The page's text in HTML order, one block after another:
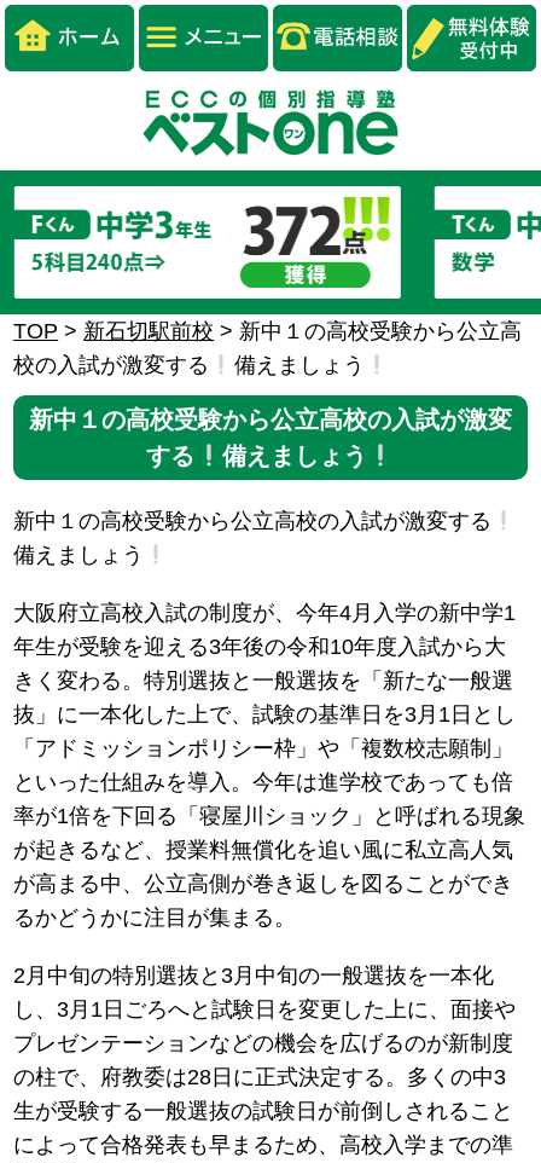
TOP > 新石切駅前校 > 新中１の高校受験から公立高
校の入試が激変する
備えましょう
新中１の高校受験から公立高校の入試が激変
する
備えましょう
新中１の高校受験から公立高校の入試が激変する
備えましょう
大阪府立高校入試の制度が、今年4月入学の新中学1
年生が受験を迎える3年後の令和10年度入試から大
きく変わる。特別選抜と一般選抜を「新たな一般選
抜」に一本化した上で、試験の基準日を3月1日とし
「アドミッションポリシー枠」や「複数校志願制」
といった仕組みを導入。今年は進学校であっても倍
率が1倍を下回る「寝屋川ショック」と呼ばれる現象
が起きるなど、授業料無償化を追い風に私立高人気
が高まる中、公立高側が巻き返しを図ることができ
るかどうかに注目が集まる。
2月中旬の特別選抜と3月中旬の一般選抜を一本化
し、3月1日ごろへと試験日を変更した上に、面接や
プレゼンテーションなどの機会を広げるのが新制度
の柱で、府教委は28日に正式決定する。多くの中3
生が受験する一般選抜の試験日が前倒しされること
によって合格発表も早まるため、高校入学までの準